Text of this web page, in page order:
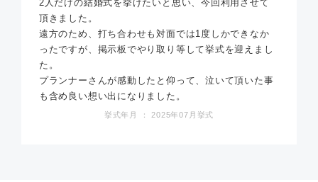
2人だけの結婚式を挙げたいと思い、今回利用させて
頂きました。
遠方のため、打ち合わせも対面では1度しかできなか
ったですが、掲示板でやり取り等して挙式を迎えまし
た。
プランナーさんが感動したと仰って、泣いて頂いた事
も含め良い想い出になりました。
挙式年月 ： 2025年07月挙式